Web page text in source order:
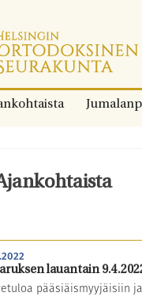
lauantain
pääsiäismyyjäisiin